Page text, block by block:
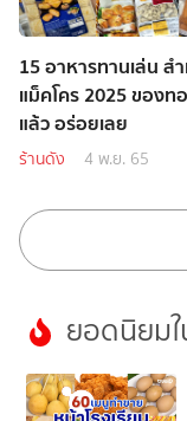
15 อาหารทานเล่น สำ
แม็คโคร 2025 ของท
แล้ว อร่อยเลย
ร้านดัง 4 พ.ย. 65
ยอดนิยม